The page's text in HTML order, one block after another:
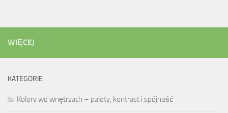
WIĘCEJ
KATEGORIE
Kolory we wnętrzach – palety, kontrast i spójność